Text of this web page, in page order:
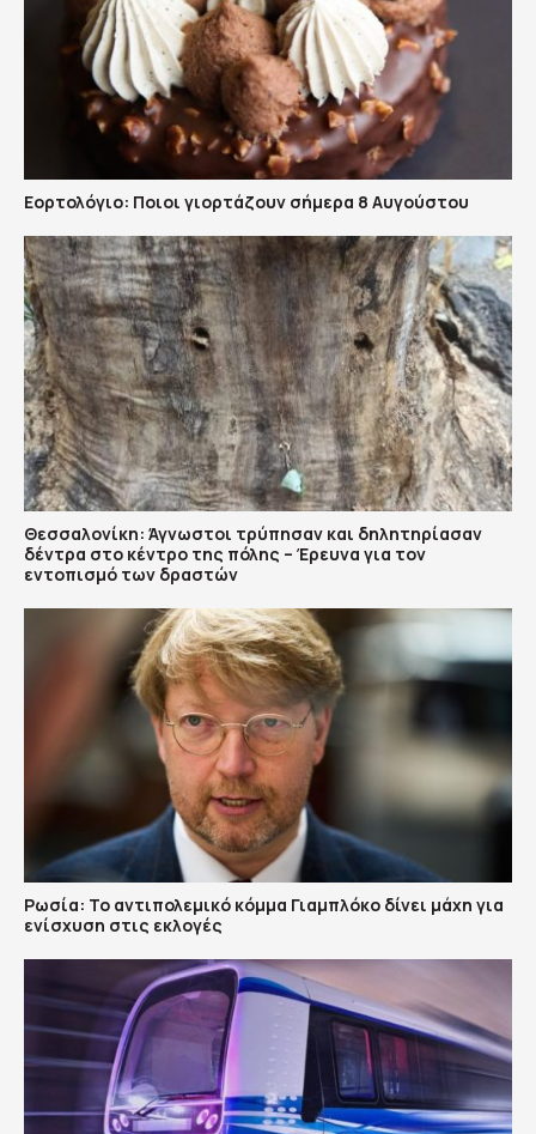
Εορτολόγιο: Ποιοι γιορτάζουν σήμερα 8 Αυγούστου
Θεσσαλονίκη: Άγνωστοι τρύπησαν και δηλητηρίασαν
δέντρα στο κέντρο της πόλης – Έρευνα για τον
εντοπισμό των δραστών
Ρωσία: Το αντιπολεμικό κόμμα Γιαμπλόκο δίνει μάχη για
ενίσχυση στις εκλογές